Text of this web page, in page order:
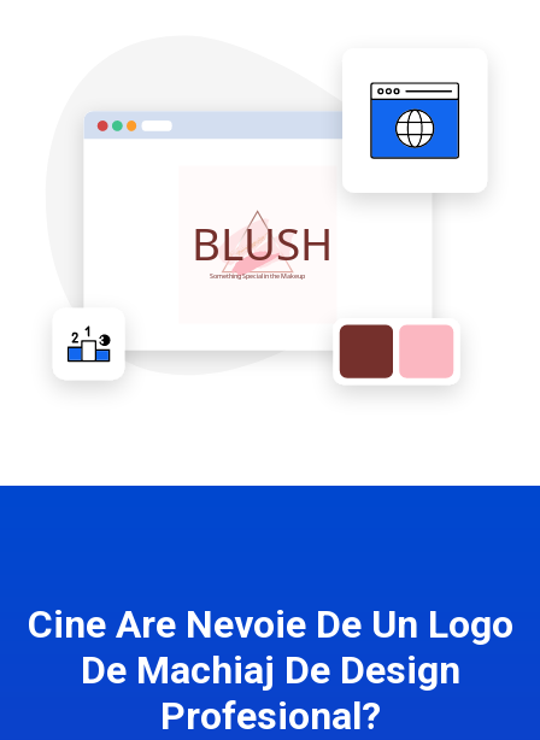
Cine Are Nevoie De Un Logo
De Machiaj De Design
Profesional?